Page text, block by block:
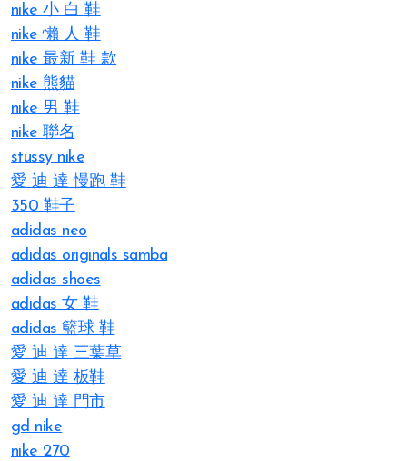
nike 小 白 鞋
nike 懶 人 鞋
nike 最新 鞋 款
nike 熊貓
nike 男 鞋
nike 聯名
stussy nike
愛 迪 達 慢跑 鞋
350 鞋子
adidas neo
adidas originals samba
adidas shoes
adidas 女 鞋
adidas 籃球 鞋
愛 迪 達 三葉草
愛 迪 達 板鞋
愛 迪 達 門市
gd nike
nike 270